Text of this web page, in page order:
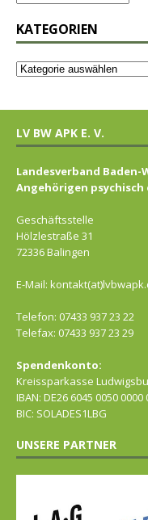
KATEGORIEN
LV BW APK E. V.
Landesverband
Angehörigen psychisch
Geschäftsstelle
Hölzlestraße 31
72336 Balingen
E-Mail:
Telefon: 07433 937 23 22
Telefax: 07433 937 23 29
Spendenkonto:
Kreissparkasse
IBAN: DE26 6045 0050 0000
BIC: SOLADES1LBG
UNSERE PARTNER